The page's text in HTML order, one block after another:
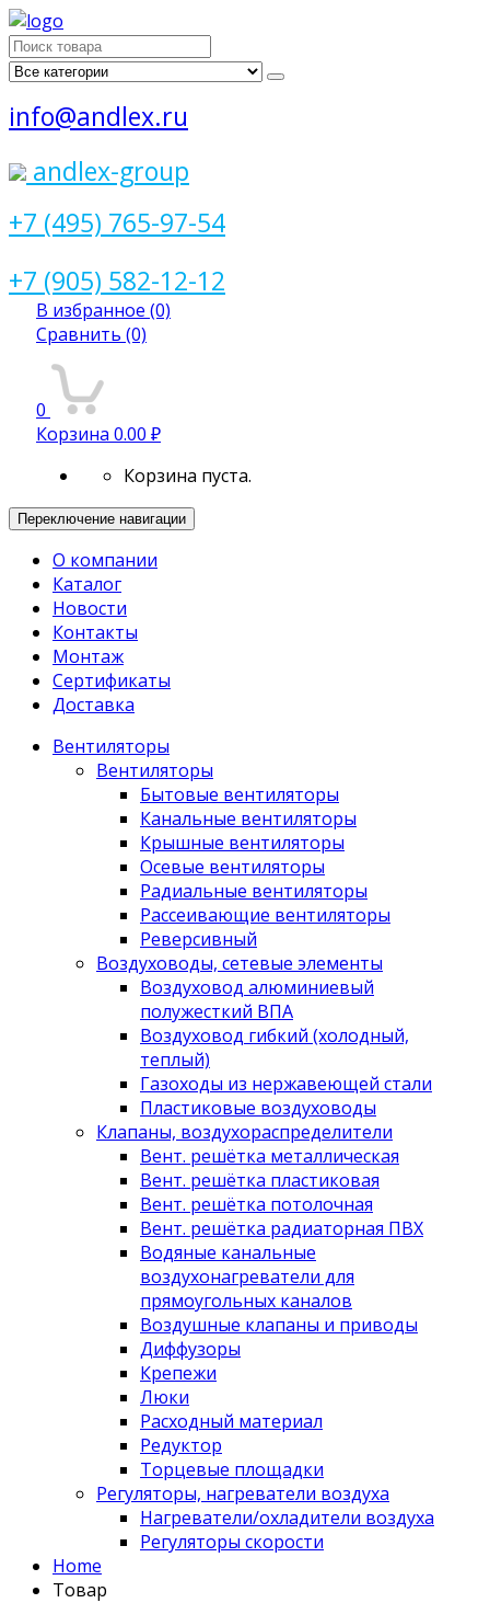
Поиск
для:
info@andlex.ru
andlex-group
+7 (495) 765-97-54
+7 (905) 582-12-12
В избранное (0)
Сравнить (0)
0
Корзина 0.00 ₽
Корзина пуста.
Переключение навигации
О компании
Каталог
Новости
Контакты
Монтаж
Сертификаты
Доставка
Вентиляторы
Вентиляторы
Бытовые вентиляторы
Канальные вентиляторы
Крышные вентиляторы
Осевые вентиляторы
Радиальные вентиляторы
Рассеивающие вентиляторы
Реверсивный
Воздуховоды, сетевые элементы
Воздуховод алюминиевый
полужесткий ВПА
Воздуховод гибкий (холодный,
теплый)
Газоходы из нержавеющей стали
Пластиковые воздуховоды
Клапаны, воздухораспределители
Вент. решётка металлическая
Вент. решётка пластиковая
Вент. решётка потолочная
Вент. решётка радиаторная ПВХ
Водяные канальные
воздухонагреватели для
прямоугольных каналов
Воздушные клапаны и приводы
Диффузоры
Крепежи
Люки
Расходный материал
Редуктор
Торцевые площадки
Регуляторы, нагреватели воздуха
Нагреватели/охладители воздуха
Регуляторы скорости
Home
Товар